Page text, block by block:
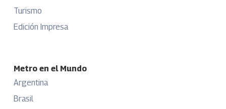
Turismo
Edición Impresa
Metro en el Mundo
Argentina
Brasil